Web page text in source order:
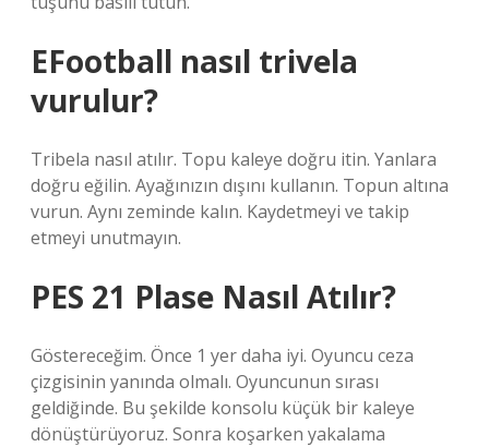
EFootball nasıl trivela
vurulur?
Tribela nasıl atılır. Topu kaleye doğru itin. Yanlara
doğru eğilin. Ayağınızın dışını kullanın. Topun altına
vurun. Aynı zeminde kalın. Kaydetmeyi ve takip
etmeyi unutmayın.
PES 21 Plase Nasıl Atılır?
Göstereceğim. Önce 1 yer daha iyi. Oyuncu ceza
çizgisinin yanında olmalı. Oyuncunun sırası
geldiğinde. Bu şekilde konsolu küçük bir kaleye
dönüştürüyoruz. Sonra koşarken yakalama